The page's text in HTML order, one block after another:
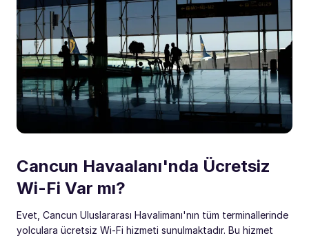
Cancun Havaalanı'nda Ücretsiz
Wi-Fi Var mı?
Evet, Cancun Uluslararası Havalimanı'nın tüm terminallerinde
yolculara ücretsiz Wi-Fi hizmeti sunulmaktadır. Bu hizmet